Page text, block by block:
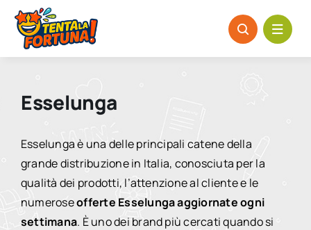
Salta
contenuto
Esselunga
Esselunga è una delle principali catene della
grande distribuzione in Italia, conosciuta per la
qualità dei prodotti, l’attenzione al cliente e le
numeroseofferte Esselunga aggiornate ogni
settimana. È uno dei brand più cercati quando si